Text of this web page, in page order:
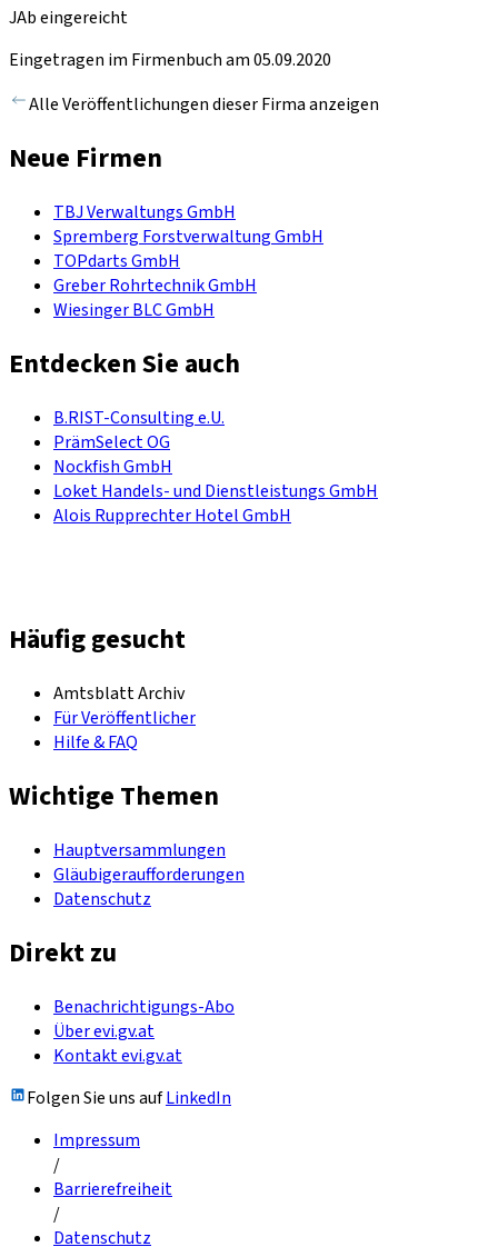
JAb eingereicht
Eingetragen im Firmenbuch am 05.09.2020
Alle Veröffentlichungen dieser Firma anzeigen
Neue Firmen
TBJ Verwaltungs GmbH
Spremberg Forstverwaltung GmbH
TOPdarts GmbH
Greber Rohrtechnik GmbH
Wiesinger BLC GmbH
Entdecken Sie auch
B.RIST-Consulting e.U.
PrämSelect OG
Nockfish GmbH
Loket Handels- und Dienstleistungs GmbH
Alois Rupprechter Hotel GmbH
Häufig gesucht
Amtsblatt Archiv
Für Veröffentlicher
Hilfe & FAQ
Wichtige Themen
Hauptversammlungen
Gläubigeraufforderungen
Datenschutz
Direkt zu
Benachrichtigungs-Abo
Über evi.gv.at
Kontakt evi.gv.at
Folgen Sie uns aufLinkedIn
Impressum
/
Barrierefreiheit
/
Datenschutz